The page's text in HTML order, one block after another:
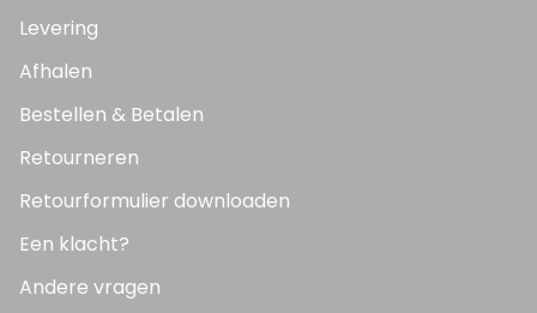
Levering
Afhalen
Bestellen & Betalen
Retourneren
Retourformulier downloaden
Een klacht?
Andere vragen